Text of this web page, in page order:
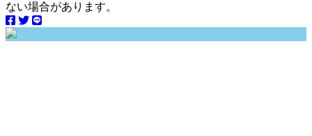
ない場合があります。